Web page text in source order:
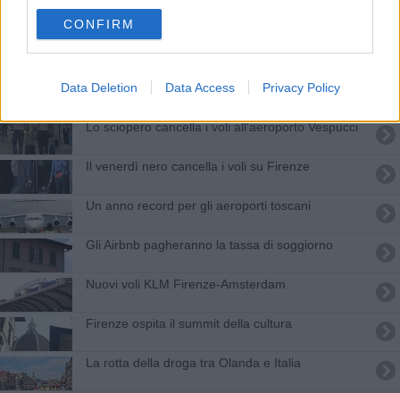
CONFIRM
Data Deletion Data Access Privacy Policy
Vento e caos, aeroporto in tilt, duecento a terra
Affitti turistici, Firenze nella bufera europea
Lo sciopero cancella i voli all'aeroporto Vespucci
Il venerdì nero cancella i voli su Firenze
Un anno record per gli aeroporti toscani
Gli Airbnb pagheranno la tassa di soggiorno
Nuovi voli KLM Firenze-Amsterdam
Firenze ospita il summit della cultura
La rotta della droga tra Olanda e Italia